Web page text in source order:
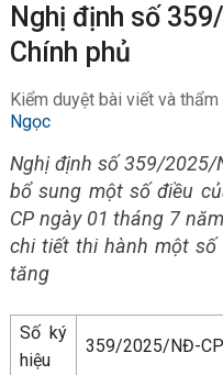
Nghị định số
Chính phủ
Kiểm duyệt bài viết và
Ngọc
Nghị định số 359/2025/
bổ sung một số điều
CP ngày 01 tháng 7
chi tiết thi hành một số
tăng
Số ký
hiệu
359/2025/NĐ-CP